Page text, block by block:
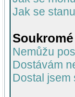
Jak se
Nemůžu
Dostávám
Dostal jsem